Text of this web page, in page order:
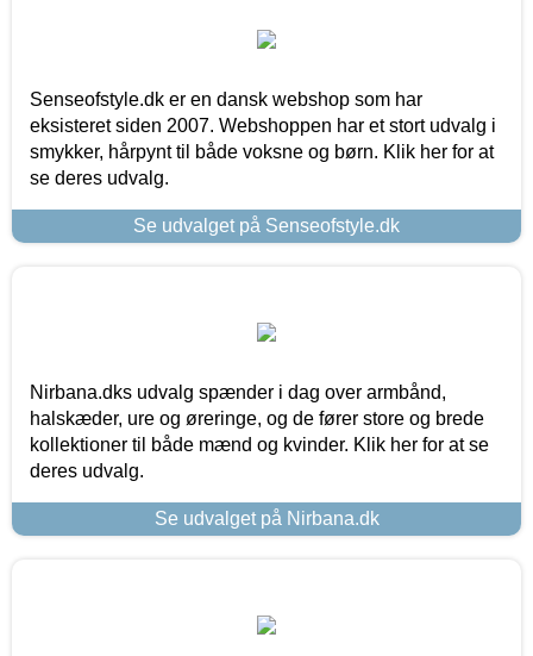
Senseofstyle.dk er en dansk webshop som har
eksisteret siden 2007. Webshoppen har et stort udvalg i
smykker, hårpynt til både voksne og børn. Klik her for at
se deres udvalg.
Se udvalget på Senseofstyle.dk
Nirbana.dks udvalg spænder i dag over armbånd,
halskæder, ure og øreringe, og de fører store og brede
kollektioner til både mænd og kvinder. Klik her for at se
deres udvalg.
Se udvalget på Nirbana.dk